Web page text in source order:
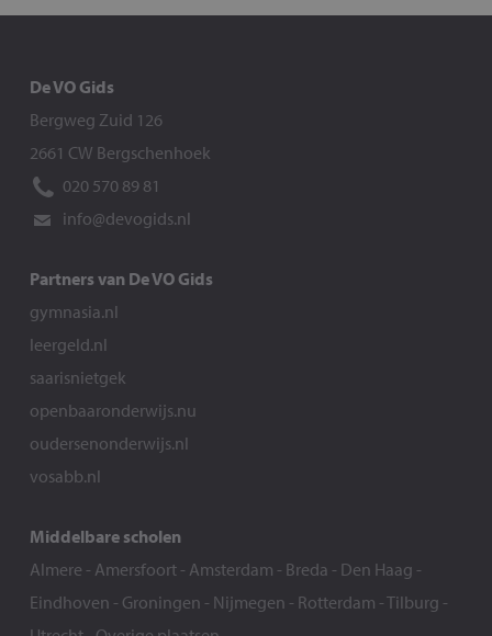
De VO Gids
Bergweg Zuid 126
2661 CW Bergschenhoek
020 570 89 81
info@devogids.nl
Partners van De VO Gids
gymnasia.nl
leergeld.nl
saarisnietgek
openbaaronderwijs.nu
oudersenonderwijs.nl
vosabb.nl
Middelbare scholen
Almere - Amersfoort- Amsterdam - Breda - Den Haag -
Eindhoven - Groningen - Nijmegen - Rotterdam -Tilburg -